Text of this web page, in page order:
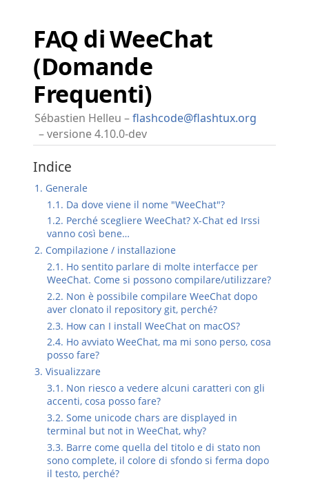
FAQ di WeeChat
(Domande
Frequenti)
Sébastien Helleu
flashcode@flashtux.org
versione 4.10.0-dev
Indice
1. Generale
1.1. Da dove viene il nome "WeeChat"?
1.2. Perché scegliere WeeChat? X-Chat ed Irssi
vanno così bene…​
2. Compilazione / installazione
2.1. Ho sentito parlare di molte interfacce per
WeeChat. Come si possono compilare/utilizzare?
2.2. Non è possibile compilare WeeChat dopo
aver clonato il repository git, perché?
2.3. How can I install WeeChat on macOS?
2.4. Ho avviato WeeChat, ma mi sono perso, cosa
posso fare?
3. Visualizzare
3.1. Non riesco a vedere alcuni caratteri con gli
accenti, cosa posso fare?
3.2. Some unicode chars are displayed in
terminal but not in WeeChat, why?
3.3. Barre come quella del titolo e di stato non
sono complete, il colore di sfondo si ferma dopo
il testo, perché?